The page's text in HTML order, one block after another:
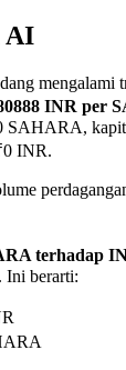
AI
mengalami
INR per
SAHARA,
INR.
terhadap
. Ini berarti: